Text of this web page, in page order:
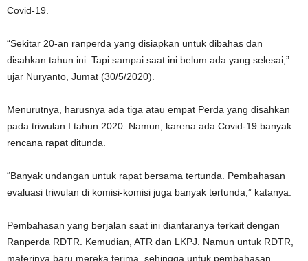
Covid-19.
“Sekitar 20-an ranperda yang disiapkan untuk dibahas dan
disahkan tahun ini. Tapi sampai saat ini belum ada yang selesai,”
ujar Nuryanto, Jumat (30/5/2020).
Menurutnya, harusnya ada tiga atau empat Perda yang disahkan
pada triwulan I tahun 2020. Namun, karena ada Covid-19 banyak
rencana rapat ditunda.
“Banyak undangan untuk rapat bersama tertunda. Pembahasan
evaluasi triwulan di komisi-komisi juga banyak tertunda,” katanya.
Pembahasan yang berjalan saat ini diantaranya terkait dengan
Ranperda RDTR. Kemudian, ATR dan LKPJ. Namun untuk RDTR,
materinya baru mereka terima, sehingga untuk pembahasan